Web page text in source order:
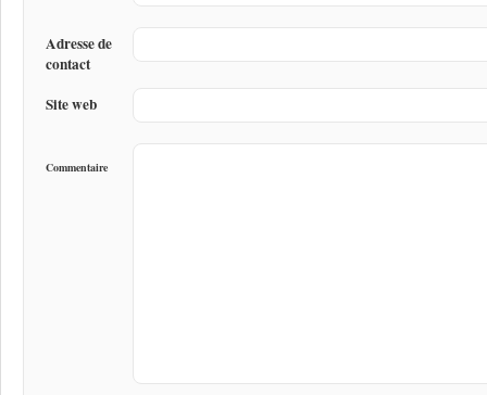
Adresse de
contact
Site web
Commentaire